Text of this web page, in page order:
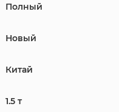
Полный
Новый
Китай
1.5 т